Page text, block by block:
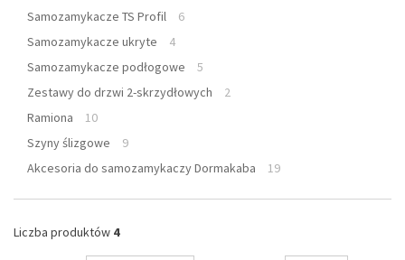
Samozamykacze TS Profil
6
Samozamykacze ukryte
4
Samozamykacze podłogowe
5
Zestawy do drzwi 2-skrzydłowych
2
Ramiona
10
Szyny ślizgowe
9
Akcesoria do samozamykaczy Dormakaba
19
Liczba produktów 4